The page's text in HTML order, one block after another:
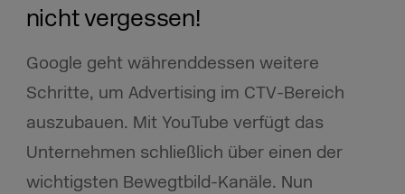
nicht vergessen!
Google geht währenddessen weitere
Schritte, um Advertising im CTV-Bereich
auszubauen. Mit YouTube verfügt das
Unternehmen schließlich über einen der
wichtigsten Bewegtbild-Kanäle. Nun